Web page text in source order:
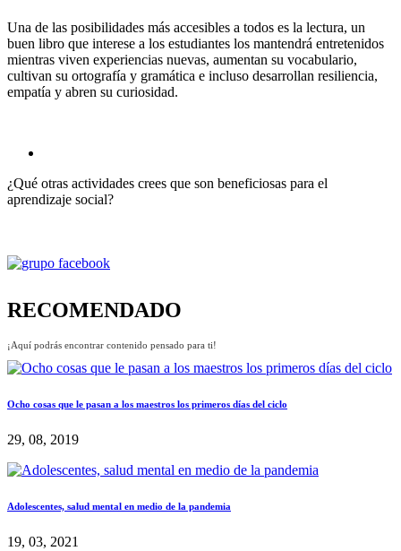
Una de las posibilidades más accesibles a todos es la lectura, un
buen libro que interese a los estudiantes los mantendrá entretenidos
mientras viven experiencias nuevas, aumentan su vocabulario,
cultivan su ortografía y gramática e incluso desarrollan resiliencia,
empatía y abren su curiosidad.
¿Qué otras actividades crees que son beneficiosas para el
aprendizaje social?
RECOMENDADO
¡Aquí podrás encontrar contenido pensado para ti!
Ocho cosas que le pasan a los maestros los primeros días del ciclo
29, 08, 2019
Adolescentes, salud mental en medio de la pandemia
19, 03, 2021